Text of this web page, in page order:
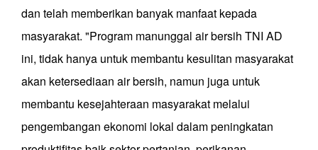
dan telah memberikan banyak manfaat kepada
masyarakat. "Program manunggal air bersih TNI AD
ini, tidak hanya untuk membantu kesulitan masyarakat
akan ketersediaan air bersih, namun juga untuk
membantu kesejahteraan masyarakat melalui
pengembangan ekonomi lokal dalam peningkatan